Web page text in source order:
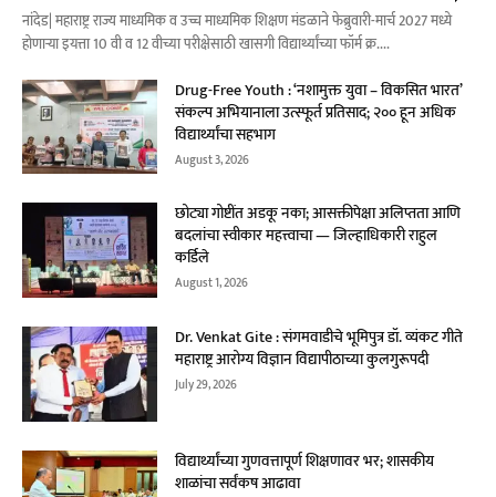
नांदेड| महाराष्ट्र राज्य माध्यमिक व उच्च माध्यमिक शिक्षण मंडळाने फेब्रुवारी-मार्च 2027 मध्ये
होणाऱ्या इयत्ता 10 वी व 12 वीच्या परीक्षेसाठी खासगी विद्यार्थ्यांच्या फॉर्म क्र....
Drug-Free Youth : ‘नशामुक्त युवा – विकसित भारत’
संकल्प अभियानाला उत्स्फूर्त प्रतिसाद; २०० हून अधिक
विद्यार्थ्यांचा सहभाग
August 3, 2026
छोट्या गोष्टींत अडकू नका; आसक्तीपेक्षा अलिप्तता आणि
बदलांचा स्वीकार महत्त्वाचा — जिल्हाधिकारी राहुल
कर्डिले
August 1, 2026
Dr. Venkat Gite : संगमवाडीचे भूमिपुत्र डॉ. व्यंकट गीते
महाराष्ट्र आरोग्य विज्ञान विद्यापीठाच्या कुलगुरूपदी
July 29, 2026
विद्यार्थ्यांच्या गुणवत्तापूर्ण शिक्षणावर भर; शासकीय
शाळांचा सर्वंकष आढावा